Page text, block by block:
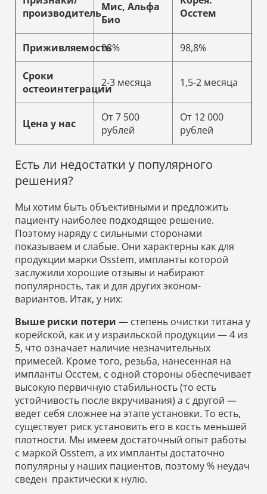
производительМис, Альфа
Био
Осстем
Приживляемость98% 98,8%
Сроки
остеоинтеграции2-3 месяца 1,5-2 месяца
Цена у нас
От 7 500
рублей
От 12 000
рублей
Есть ли недостатки у популярного
решения?
Мы хотим быть объективными и предложить
пациенту наиболее подходящее решение.
Поэтому наряду с сильными сторонами
показываем и слабые. Они характерны как для
продукции марки Osstem, импланты которой
заслужили хорошие отзывы и набирают
популярность, так и для других эконом-
вариантов. Итак, у них:
Выше риски потери — степень очистки титана у
корейской, как и у израильской продукции — 4 из
5, что означает наличие незначительных
примесей. Кроме того, резьба, нанесенная на
импланты Осстем, с одной стороны обеспечивает
высокую первичную стабильность (то есть
устойчивость после вкручивания) а с другой —
ведет себя сложнее на этапе установки. То есть,
существует риск установить его в кость меньшей
плотности. Мы имеем достаточный опыт работы
с маркой Osstem, а их импланты достаточно
популярны у наших пациентов, поэтому % неудач
сведен практически к нулю.